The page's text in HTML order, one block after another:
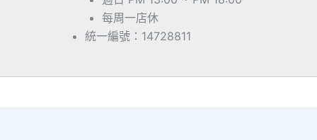
每周一店休
統一編號：14728811